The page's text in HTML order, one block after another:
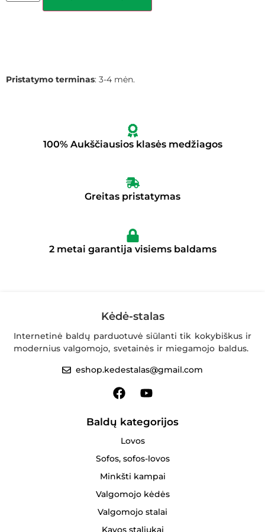
Pristatymo terminas: 3-4 mėn.
100% Aukščiausios klasės medžiagos
Greitas pristatymas
2 metai garantija visiems baldams
Kėdė-stalas
Internetinė baldų parduotuvė siūlanti tik kokybiškus ir
modernius valgomojo, svetainės ir miegamojo baldus.
eshop.kedestalas@gmail.com
Baldų kategorijos
Lovos
Sofos, sofos-lovos
Minkšti kampai
Valgomojo kėdės
Valgomojo stalai
Kavos staliukai